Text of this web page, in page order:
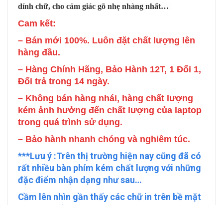
dính chữ, cho cảm giác gõ nhẹ nhàng nhất…
Cam kết:
– Bán mới 100%. Luôn đặt chất lượng lên
hàng đầu.
– Hàng Chính Hãng, Bảo Hành 12T, 1 Đổi 1,
Đổi trả trong 14 ngày.
– Không bán hàng nhái, hàng chất lượng
kém ảnh hưởng đến chất lượng của laptop
trong quá trình sử dụng.
– Bảo hành nhanh chóng và nghiêm túc.
***Lưu ý :Trên thị trường hiện nay cũng đã có
rất nhiều bàn phím kém chất lượng với những
đặc điểm nhận dạng như sau…
Cầm lên nhìn gần thấy các chữ in trên bề mặt